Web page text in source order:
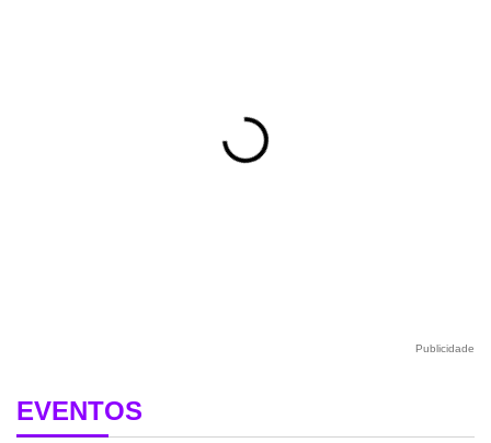
Publicidade
EVENTOS